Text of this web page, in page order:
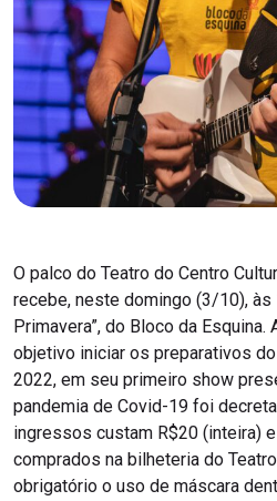
O palco do Teatro do Centro
recebe, neste domingo (3/10), às
Primavera”, do Bloco da
objetivo iniciar os preparativos
2022, em seu primeiro show
pandemia de Covid-19 foi
ingressos custam R$20 (inteira)
comprados na bilheteria do
obrigatório o uso de máscara